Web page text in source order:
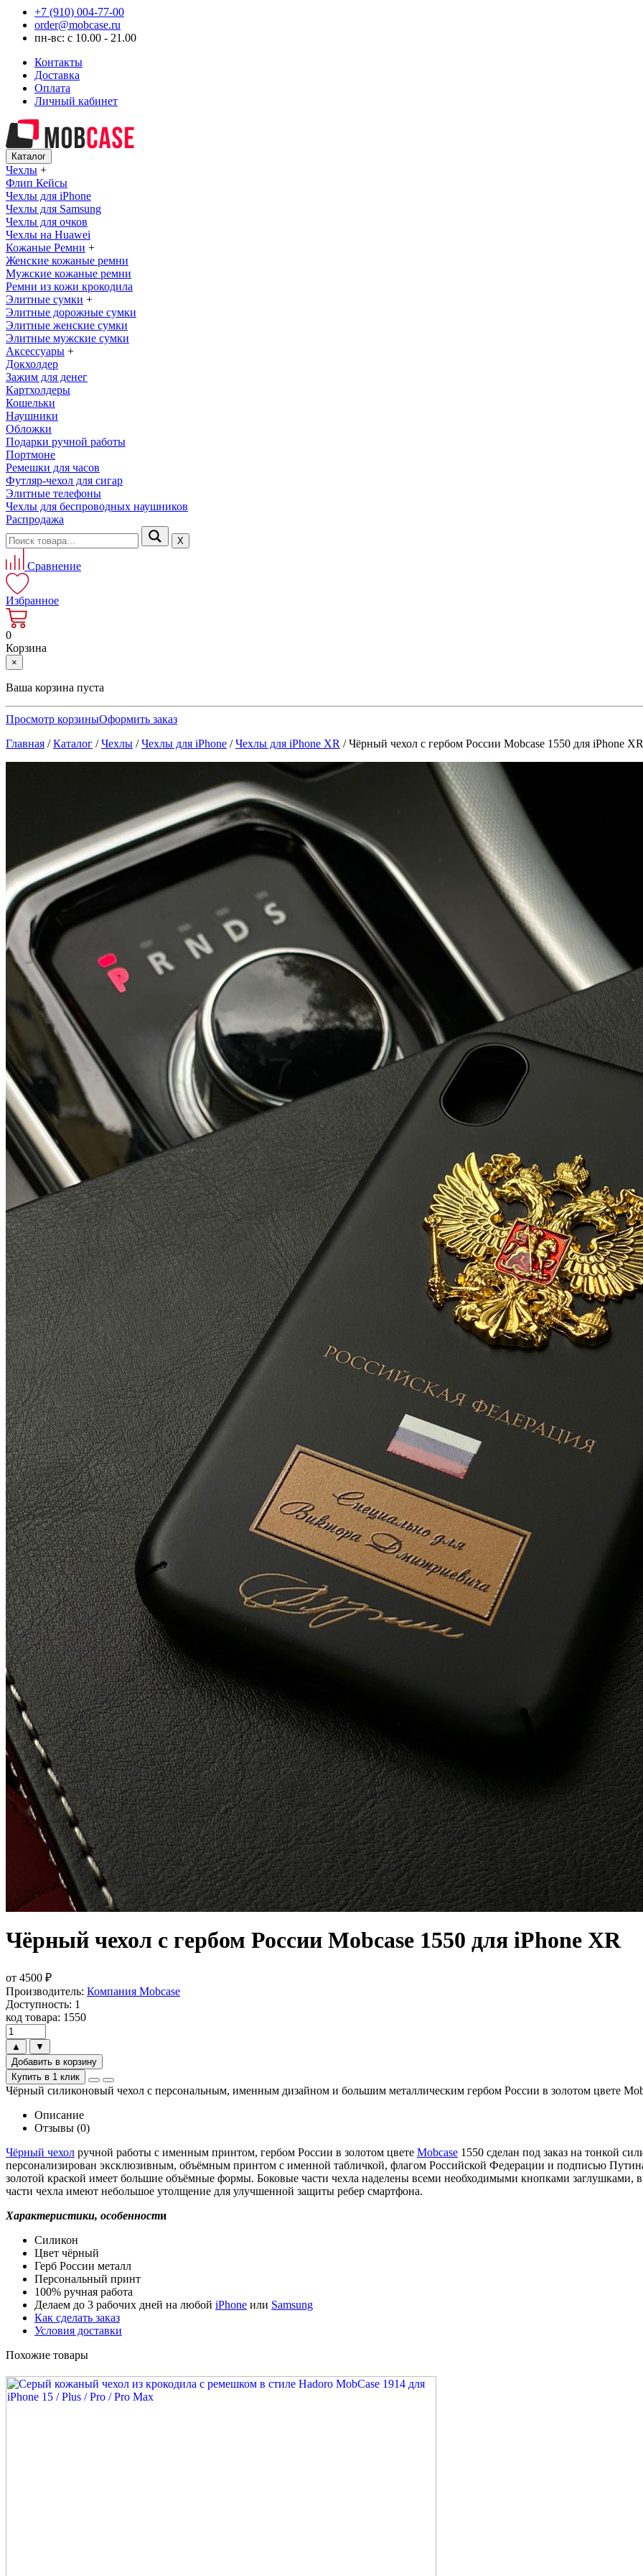
+7 (910) 004-77-00
order@mobcase.ru
пн-вс: с 10.00 - 21.00
Контакты
Доставка
Оплата
Личный кабинет
Каталог
Чехлы +
Флип Кейсы
Чехлы для iPhone
Чехлы для Samsung
Чехлы для очков
Чехлы на Huawei
Кожаные Ремни +
Женские кожаные ремни
Мужские кожаные ремни
Ремни из кожи крокодила
Элитные сумки +
Элитные дорожные сумки
Элитные женские сумки
Элитные мужские сумки
Аксессуары +
Докхолдер
Зажим для денег
Картхолдеры
Кошельки
Наушники
Обложки
Подарки ручной работы
Портмоне
Ремешки для часов
Футляр-чехол для сигар
Элитные телефоны
Чехлы для беспроводных наушников
Распродажа
Х
Сравнение
Избранное
0
Корзина
×
Ваша корзина пуста
Просмотр корзиныОформить заказ
Главная /Каталог /Чехлы /Чехлы для iPhone /Чехлы для iPhone XR /Чёрный чехол с гербом России Mobcase 1550 для iPhone XR
Чёрный чехол с гербом России Mobcase 1550 для iPhone XR
от 4500 ₽
Производитель: Компания Mobcase
Доступность: 1
код товара: 1550
▲
▼
Добавить в корзину
Купить в 1 клик
Чёрный силиконовый чехол с персональным, именным дизайном и большим металлическим гербом России в золотом цвете
Описание
Отзывы (0)
Чёрный чехол ручной работы с именным принтом, гербом России в золотом цвете Mobcase 1550 сделан под заказ на тонкой
персонализирован эксклюзивным, объёмным принтом с именной табличкой, флагом Российской Федерации и подписью
золотой краской имеет большие объёмные формы. Боковые части чехла наделены всеми необходимыми кнопками заглушками,
части чехла имеют небольшое утолщение для улучшенной защиты ребер смартфона.
Характеристики, особенности
Силикон
Цвет чёрный
Герб России металл
Персональный принт
100% ручная работа
Делаем до 3 рабочих дней на любой iPhone или Samsung
Как сделать заказ
Условия доставки
Похожие товары